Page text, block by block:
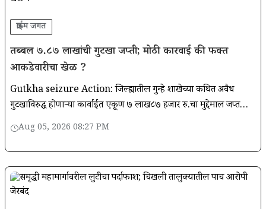
क्राईम जगत
तब्बल ७.८७ लाखांची गुटखा जप्ती; मोठी कारवाई की फक्त
आकडेवारीचा खेळ ?
Gutkha seizure Action: जिल्ह्यातील गुन्हे शाखेच्या कथित अवैध
गुटखाविरुद्ध होणाऱ्या कार्वाईत एकूण ७ लाख८७ हजार रु.चा मुद्देमाल जप्त
करण्यात आला आहे.
Aug 05, 2026 08:27 PM